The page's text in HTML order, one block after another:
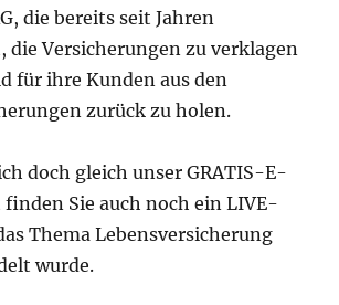
die bereits seit Jahren
die Versicherungen zu verklagen
für ihre Kunden aus den
zurück zu holen.
doch gleich unser GRATIS-E-
Sie auch noch ein LIVE-
Thema Lebensversicherung
wurde.